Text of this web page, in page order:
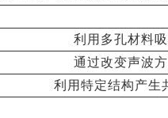
利用多孔材料
通过改变声波
利用特定结构产生